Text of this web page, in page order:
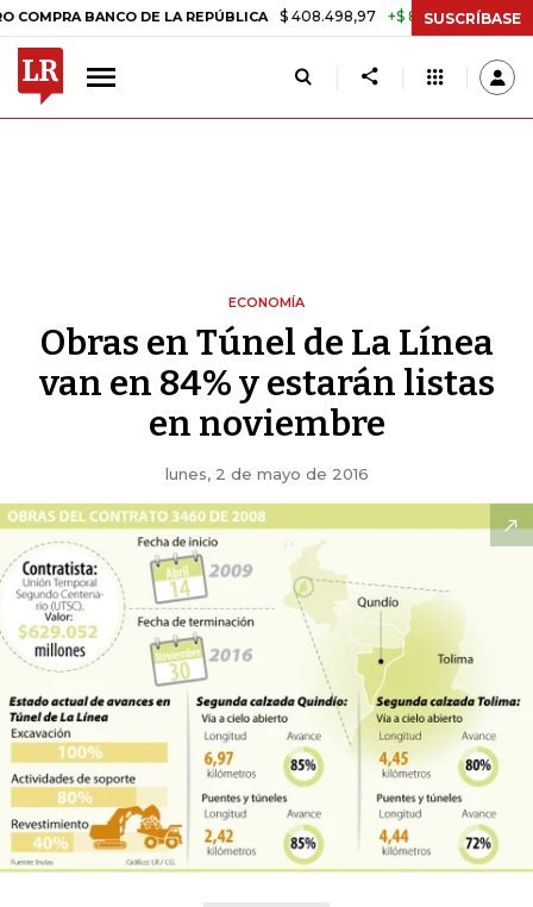
BANCO DE LA REPÚBLICA $ 408.498,97 +$ 8.753,81 +2,19%
SUSCRÍBASE
ECONOMÍA
Obras en Túnel de La Línea
van en 84% y estarán listas
en noviembre
lunes, 2 de mayo de 2016